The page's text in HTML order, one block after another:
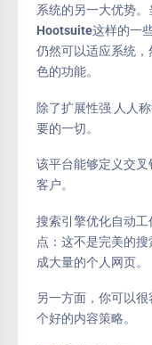
系统的另一大优势
Hootsuite这样的一
仍然可以适应系统
色的功能。
除了扩展性强 人人
要的一切。
该平台能够定义交
客户。
搜索引擎优化自动
点：这不是完美的
成大量的个人网页。
另一方面，你可以
个好的内容策略。